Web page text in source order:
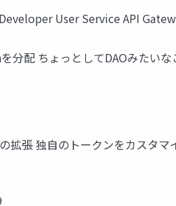
User Service API
配 ちょっとしてDAOみたい
拡張 独自のトークンをカスタ